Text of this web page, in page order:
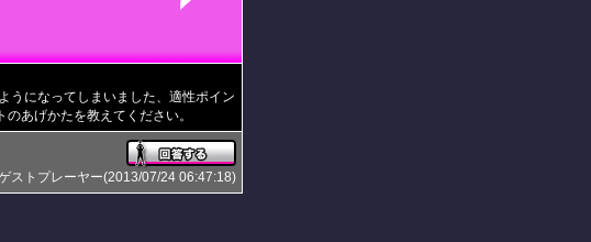
うになってしまいました、適性ポイン
あげかたを教えてください。
ストプレーヤー(2013/07/24 06:47:18)